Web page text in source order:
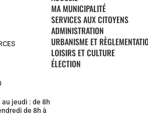
au jeudi : de 8h
de 8h à
MA MUNICIPALITÉ
SERVICES AUX CITOYENS
ADMINISTRATION
URBANISME ET
LOISIRS ET CULTURE
ÉLECTION